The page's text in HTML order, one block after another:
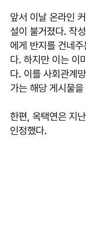
앞서 이날 온라인
설이 불거졌다. 작
에게 반지를 건네
다. 하지만 이는 이
다. 이를 사회관계
가는 해당 게시물
한편, 옥택연은 지
인정했다.